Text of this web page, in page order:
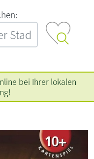
bei Ihrer lokalen